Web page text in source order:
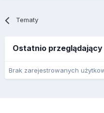
Tematy
Ostatnio przeglądający
Brak zarejestrowanych